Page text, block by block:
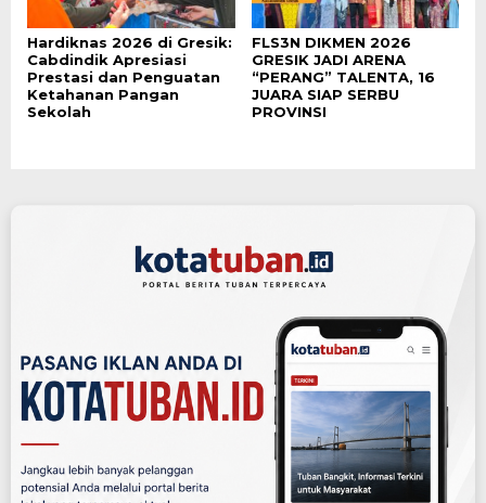
Hardiknas 2026 di Gresik:
Cabdindik Apresiasi
Prestasi dan Penguatan
Ketahanan Pangan
Sekolah
FLS3N DIKMEN 2026
GRESIK JADI ARENA
“PERANG” TALENTA, 16
JUARA SIAP SERBU
PROVINSI